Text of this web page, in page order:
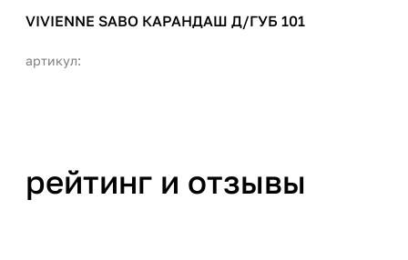
VIVIENNE SABO КАРАНДАШ Д/ГУБ 101
артикул:
рейтинг и отзывы